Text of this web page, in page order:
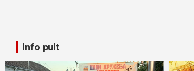
Info pult